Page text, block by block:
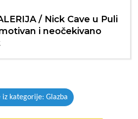
/ Nick Cave u Puli
i neočekivano
iz kategorije: Glazba